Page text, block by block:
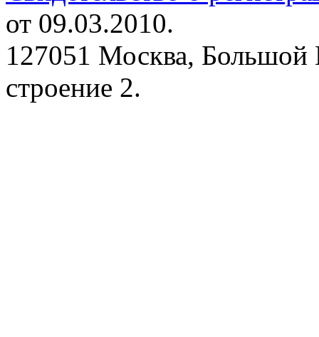
от 09.03.2010.
127051 Москва, Большой
строение 2.